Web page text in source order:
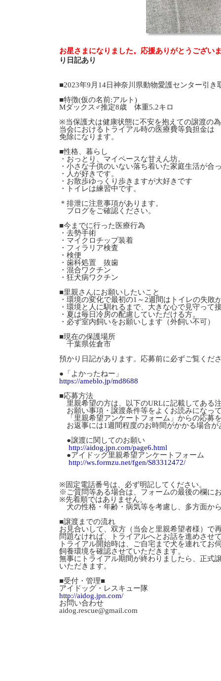
お星さまになりました。応援ありがとうござい
り日記あり
■2023年9月14日神奈川県動物愛護センター引き
■特徴(仮の名前:アルト)
Mダックス♂推定8歳 体重5.2キロ
※当保護犬は健康状態に不安を抱えての譲渡の
当会におけるトライアル時の医療費等負担金は
免除になります。
■性格、暮らし
・おっとり、マイペースな甘えん坊。
・小さな子供のいない落ち着いた家庭生活が合
・人が好きです。
・お散歩ゆっくり歩きますが大好きです
・トイレは練習中です。
＊排泄に注意事項があります。
ブログをご確認ください。
■今までに行った医療行為
・去勢手術
・マイクロチップ装着
・フィラリア検査
・検便
・歯科処置 抜歯
・混合ワクチン
・狂犬病ワクチン
■里親さんにお願いしたいこと
・環境の変化で最初の1～2週間はトイレの失
・環境と人に馴れるまで、大きな心で見守って
・夏は毎日冷房の配慮していただける方。
・必ず室内飼いをお願いします（外飼い不可）
■現在の保護場所
千葉県佐倉市
預かり日記があります。応募前に必ずご覧くだ
●「よかったねー」
https://ameblo.jp/md8688
■応募方法
里親希望の方は、以下のURLに記載してある
お願い事項・譲渡条件等をよくお読みになっ
「里親希望アンケートフォーム」からの応募
お返事には1週間程度のお時間がかかる場合
●譲渡に関してのお願い
http://aidog.jpn.com/page6.html
●アイドッグ里親希望アンケートフォーム
http://ws.formzu.net/fgen/S83312472/
※固定電話番号は、必ず明記してください。
※ご質問等ある場合は、フォームの最後の欄に
※先着順ではありません。
犬の性格・年齢・病気等を考慮し、多方面か
■譲渡までの流れ
お見合いして、双方（当会と里親希望者様）で
問題なければ、トライアルへとお話を進めさせ
トライアル開始時は、ご自宅まで犬を連れてお
飼養環境を確認させていただきます。
無事にトライアル期間が終わりましたら、正式
いただきます。
■受付・管理■
アイドッグ・レスキュー隊
http://aidog.jpn.com/
お問い合わせ
aidog.rescue@gmail.com